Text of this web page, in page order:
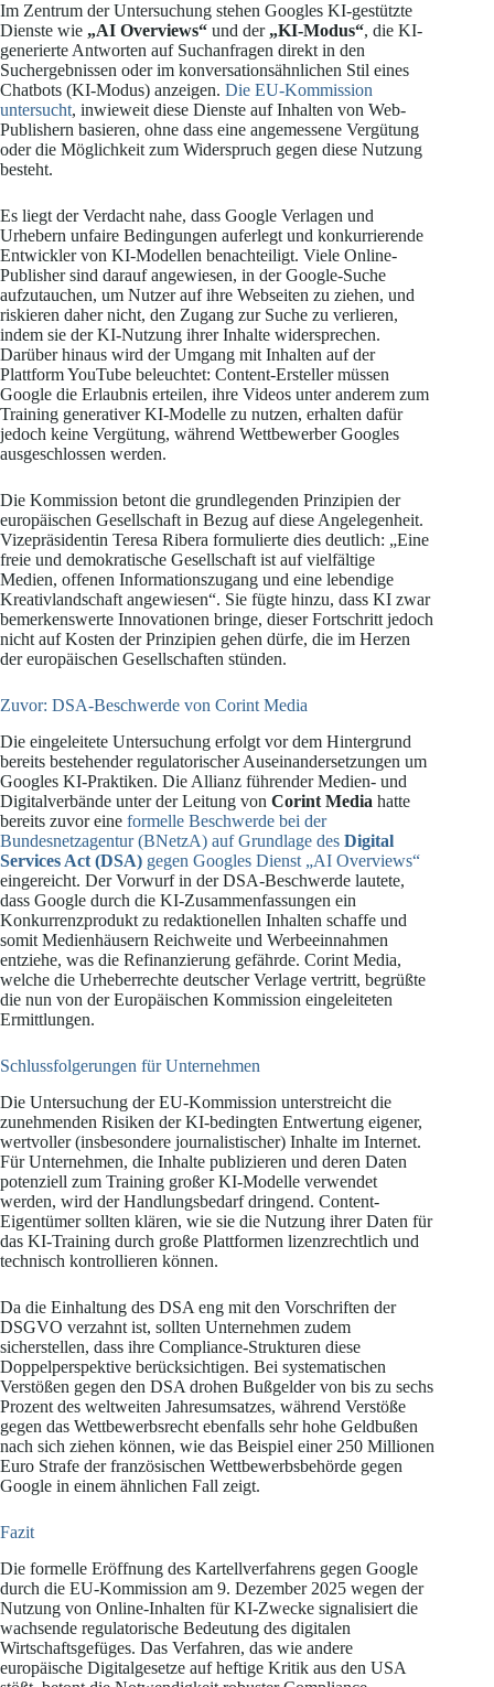
Im Zentrum der Untersuchung stehen Googles KI-gestützte
Dienste wie „AI Overviews“ und der „KI-Modus“, die KI-
generierte Antworten auf Suchanfragen direkt in den
Suchergebnissen oder im konversationsähnlichen Stil eines
Chatbots (KI-Modus) anzeigen. Die EU-Kommission
untersucht, inwieweit diese Dienste auf Inhalten von Web-
Publishern basieren, ohne dass eine angemessene Vergütung
oder die Möglichkeit zum Widerspruch gegen diese Nutzung
besteht.
Es liegt der Verdacht nahe, dass Google Verlagen und
Urhebern unfaire Bedingungen auferlegt und konkurrierende
Entwickler von KI-Modellen benachteiligt. Viele Online-
Publisher sind darauf angewiesen, in der Google-Suche
aufzutauchen, um Nutzer auf ihre Webseiten zu ziehen, und
riskieren daher nicht, den Zugang zur Suche zu verlieren,
indem sie der KI-Nutzung ihrer Inhalte widersprechen.
Darüber hinaus wird der Umgang mit Inhalten auf der
Plattform YouTube beleuchtet: Content-Ersteller müssen
Google die Erlaubnis erteilen, ihre Videos unter anderem zum
Training generativer KI-Modelle zu nutzen, erhalten dafür
jedoch keine Vergütung, während Wettbewerber Googles
ausgeschlossen werden.
Die Kommission betont die grundlegenden Prinzipien der
europäischen Gesellschaft in Bezug auf diese Angelegenheit.
Vizepräsidentin Teresa Ribera formulierte dies deutlich: „Eine
freie und demokratische Gesellschaft ist auf vielfältige
Medien, offenen Informationszugang und eine lebendige
Kreativlandschaft angewiesen“. Sie fügte hinzu, dass KI zwar
bemerkenswerte Innovationen bringe, dieser Fortschritt jedoch
nicht auf Kosten der Prinzipien gehen dürfe, die im Herzen
der europäischen Gesellschaften stünden.
Zuvor: DSA-Beschwerde von Corint Media
Die eingeleitete Untersuchung erfolgt vor dem Hintergrund
bereits bestehender regulatorischer Auseinandersetzungen um
Googles KI-Praktiken. Die Allianz führender Medien- und
Digitalverbände unter der Leitung von Corint Media hatte
bereits zuvor eine formelle Beschwerde bei der
Bundesnetzagentur (BNetzA) auf Grundlage des Digital
Services Act (DSA) gegen Googles Dienst „AI Overviews“
eingereicht. Der Vorwurf in der DSA-Beschwerde lautete,
dass Google durch die KI-Zusammenfassungen ein
Konkurrenzprodukt zu redaktionellen Inhalten schaffe und
somit Medienhäusern Reichweite und Werbeeinnahmen
entziehe, was die Refinanzierung gefährde. Corint Media,
welche die Urheberrechte deutscher Verlage vertritt, begrüßte
die nun von der Europäischen Kommission eingeleiteten
Ermittlungen.
Schlussfolgerungen für Unternehmen
Die Untersuchung der EU-Kommission unterstreicht die
zunehmenden Risiken der KI-bedingten Entwertung eigener,
wertvoller (insbesondere journalistischer) Inhalte im Internet.
Für Unternehmen, die Inhalte publizieren und deren Daten
potenziell zum Training großer KI-Modelle verwendet
werden, wird der Handlungsbedarf dringend. Content-
Eigentümer sollten klären, wie sie die Nutzung ihrer Daten für
das KI-Training durch große Plattformen lizenzrechtlich und
technisch kontrollieren können.
Da die Einhaltung des DSA eng mit den Vorschriften der
DSGVO verzahnt ist, sollten Unternehmen zudem
sicherstellen, dass ihre Compliance-Strukturen diese
Doppelperspektive berücksichtigen. Bei systematischen
Verstößen gegen den DSA drohen Bußgelder von bis zu sechs
Prozent des weltweiten Jahresumsatzes, während Verstöße
gegen das Wettbewerbsrecht ebenfalls sehr hohe Geldbußen
nach sich ziehen können, wie das Beispiel einer 250 Millionen
Euro Strafe der französischen Wettbewerbsbehörde gegen
Google in einem ähnlichen Fall zeigt.
Fazit
Die formelle Eröffnung des Kartellverfahrens gegen Google
durch die EU-Kommission am 9. Dezember 2025 wegen der
Nutzung von Online-Inhalten für KI-Zwecke signalisiert die
wachsende regulatorische Bedeutung des digitalen
Wirtschaftsgefüges. Das Verfahren, das wie andere
europäische Digitalgesetze auf heftige Kritik aus den USA